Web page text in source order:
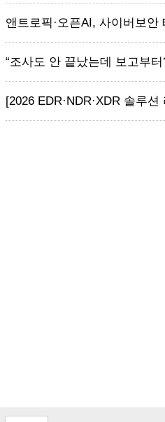
앤트로픽·오픈AI, 사이버보
“조사도 안 끝났는데 보고부
[2026 EDR·NDR·XDR 솔루